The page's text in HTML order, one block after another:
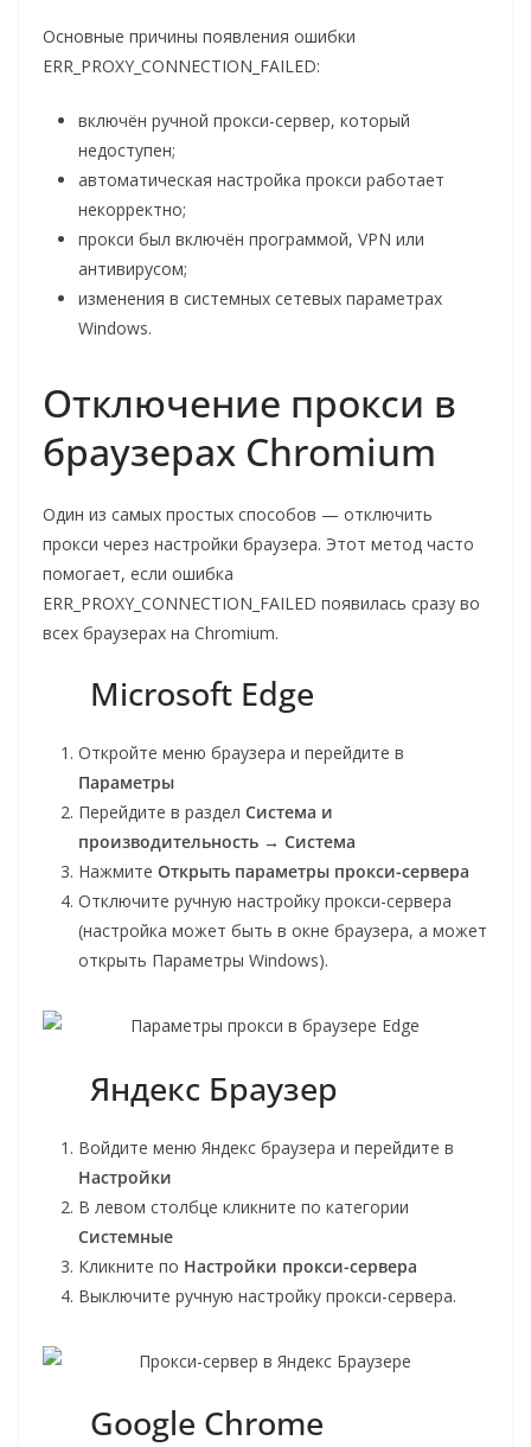
Основные причины появления ошибки
ERR_PROXY_CONNECTION_FAILED:
включён ручной прокси-сервер, который
недоступен;
автоматическая настройка прокси работает
некорректно;
прокси был включён программой, VPN или
антивирусом;
изменения в системных сетевых параметрах
Windows.
Отключение прокси в
браузерах Chromium
Один из самых простых способов — отключить
прокси через настройки браузера. Этот метод часто
помогает, если ошибка
ERR_PROXY_CONNECTION_FAILED появилась сразу во
всех браузерах на Chromium.
Microsoft Edge
Откройте меню браузера и перейдите в
Параметры
Перейдите в раздел Система и
производительность → Система
Нажмите Открыть параметры прокси-сервера
Отключите ручную настройку прокси-сервера
(настройка может быть в окне браузера, а может
открыть Параметры Windows).
Яндекс Браузер
Войдите меню Яндекс браузера и перейдите в
Настройки
В левом столбце кликните по категории
Системные
Кликните по Настройки прокси-сервера
Выключите ручную настройку прокси-сервера.
Google Chrome